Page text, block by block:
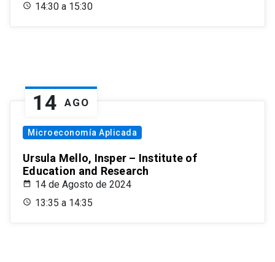
14:30 a 15:30
14 AGO
Microeconomía Aplicada
Ursula Mello, Insper – Institute of
Education and Research
14 de Agosto de 2024
13:35 a 14:35